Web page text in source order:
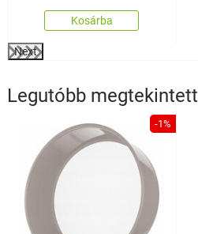
Kosárba
Next
Legutóbb megtekintett
-1%